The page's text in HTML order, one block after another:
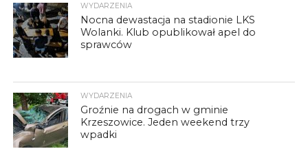
WYDARZENIA
Nocna dewastacja na stadionie LKS
Wolanki. Klub opublikował apel do
sprawców
WYDARZENIA
Groźnie na drogach w gminie
Krzeszowice. Jeden weekend trzy
wpadki